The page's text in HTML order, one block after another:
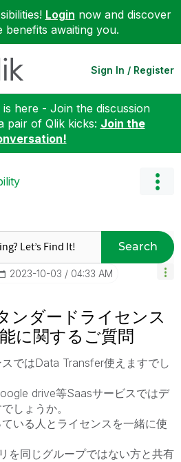
Login now and discover
benefits awaiting you.
Sign In / Register
here - Join the discussion
pair of Qlik kicks: Join the
Search
‎2023-10-03 04:33 AM
ンダードライセンス
に関するご質問
ではData Transfer使えますでし
drive等Saasサービスではデ
しょうか。
いる人とライセンスを一緒に使
を同じグループではない方と共有